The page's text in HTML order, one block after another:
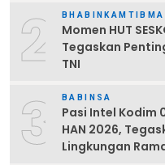
2
Momen HUT
Tegaskan
TNI
3 BABINSA
Pasi Intel Kodim
HAN 2026,
Lingkungan